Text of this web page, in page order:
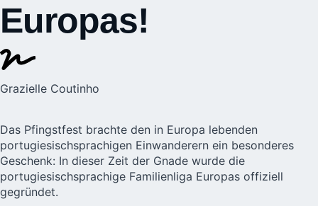
Europas!
Grazielle Coutinho
Das Pfingstfest brachte den in Europa lebenden
portugiesischsprachigen Einwanderern ein besonderes
Geschenk: In dieser Zeit der Gnade wurde die
portugiesischsprachige Familienliga Europas offiziell
gegründet.